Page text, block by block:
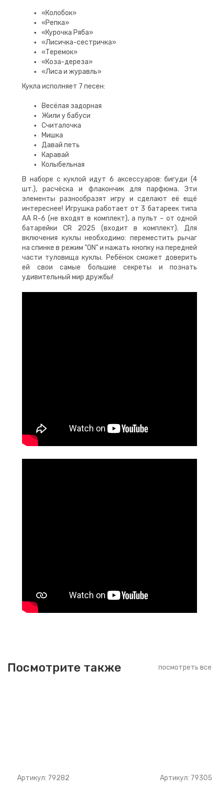
«Колобок»
«Репка»
«Курочка Ряба»
«Лисичка-сестричка»
«Теремок»
«Коза-дереза»
«Лиса и журавль»
Кукла исполняет 7 песен:
Весёлая задорная
Жили у бабуси
Считалочка
Мишка
Давай петь
Каравай
Колыбельная
В наборе с куклой идут 6 аксессуаров: бигуди (4
шт.), расчёска и флакончик для парфюма. Эти
элементы разнообразят игру и сделают её ещё
интереснее! Игрушка работает от 3 батареек типа
АА R-6 (не входят в комплект), а пульт – от одной
батарейки CR 2025 (входит в комплект). Для
включения куклы необходимо: переместить рычаг
на спинке в режим "ON" и нажать кнопку на передней
части туловища куклы. Ребёнок сможет доверить
ей свои самые большие секреты и познать
удивительный мир дружбы!
Посмотрите также посмотреть все
Артикул: 79282
Артикул: 79305